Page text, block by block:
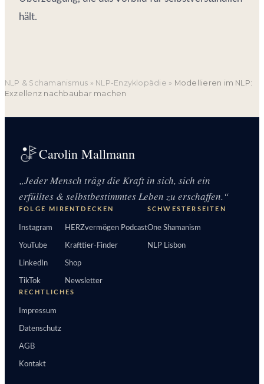
hält.
NLP & Schamanismus » NLP-Enzyklopädie » Modellieren im NLP:
Exzellenz nachbaubar machen
Carolin Mallmann
„Jeder Mensch trägt die Kraft in sich, sich ein
erfülltes & selbstbestimmtes Leben zu erschaffen.“
FOLGE MIR
Instagram
YouTube
LinkedIn
TikTok
ENTDECKEN
HERZvermögen Podcast
Krafttier-Finder
Shop
Newsletter
SCHWESTERSEITEN
One Shamanism
NLP Lisbon
RECHTLICHES
Impressum
Datenschutz
AGB
Kontakt